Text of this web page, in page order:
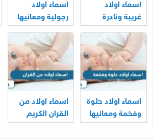
اسماء اولاد
غريبة ونادرة
ومعانيها
اسماء اولاد
رجولية ومعانيها
اسماء اولاد حلوة
وفخمة ومعانيها
اسماء اولاد من
القران الكريم
ومعانيها